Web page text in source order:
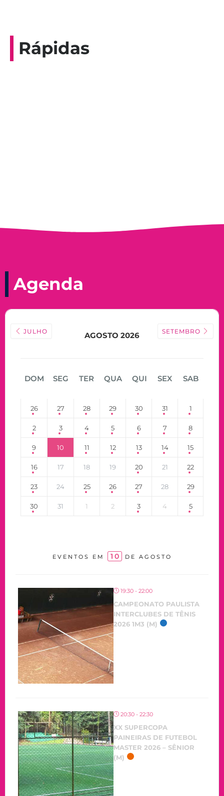
Rápidas
Agenda
JULHO AGOSTO 2026 SETEMBRO
DOM SEG TER QUA QUI SEX SAB
26 27 28 29 30 31 1
2 3 4 5 6 7 8
9 10 11 12 13 14 15
16 17 18 19 20 21 22
23 24 25 26 27 28 29
30 31 1 2 3 4 5
EVENTOS EM 10 DE AGOSTO
19:30 - 22:00
CAMPEONATO PAULISTA
INTERCLUBES DE TÊNIS
2026 1M3 (M)
20:30 - 22:30
XX SUPERCOPA
PAINEIRAS DE FUTEBOL
MASTER 2026 – SÊNIOR
(M)